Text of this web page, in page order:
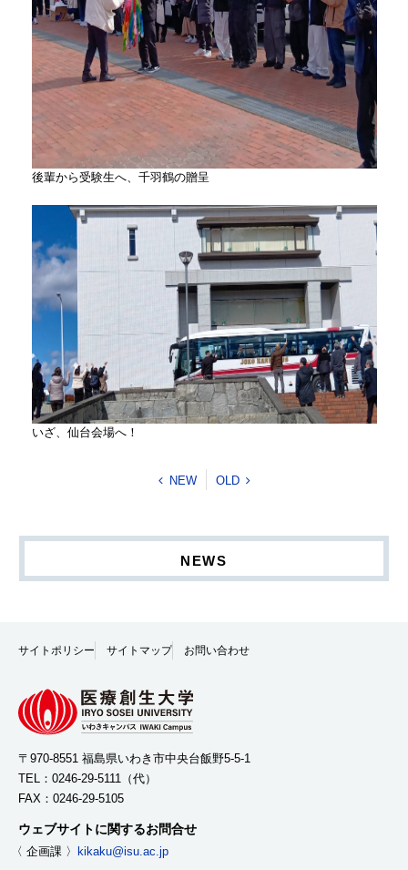
後輩から受験生へ、千羽鶴の贈呈
いざ、仙台会場へ！
NEW OLD
NEWS
サイトポリシー サイトマップ お問い合わせ
〒970-8551 福島県いわき市中央台飯野5-5-1
TEL： 0246-29-5111 （代）
FAX：0246-29-5105
ウェブサイトに関するお問合せ
〈 企画課 〉 kikaku@isu.ac.jp